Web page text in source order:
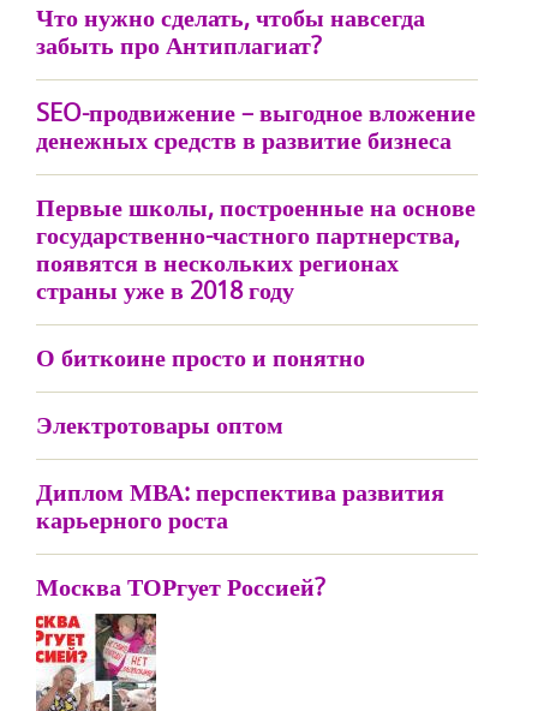
Что нужно сделать, чтобы навсегда
забыть про Антиплагиат?
SEO-продвижение – выгодное вложение
денежных средств в развитие бизнеса
Первые школы, построенные на основе
государственно-частного партнерства,
появятся в нескольких регионах
страны уже в 2018 году
О биткоине просто и понятно
Электротовары оптом
Диплом МВА: перспектива развития
карьерного роста
Москва ТОРгует Россией?